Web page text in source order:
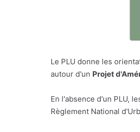
Le PLU donne les
autour d'un Projet
En l'absence d'un PLU,
Règlement National